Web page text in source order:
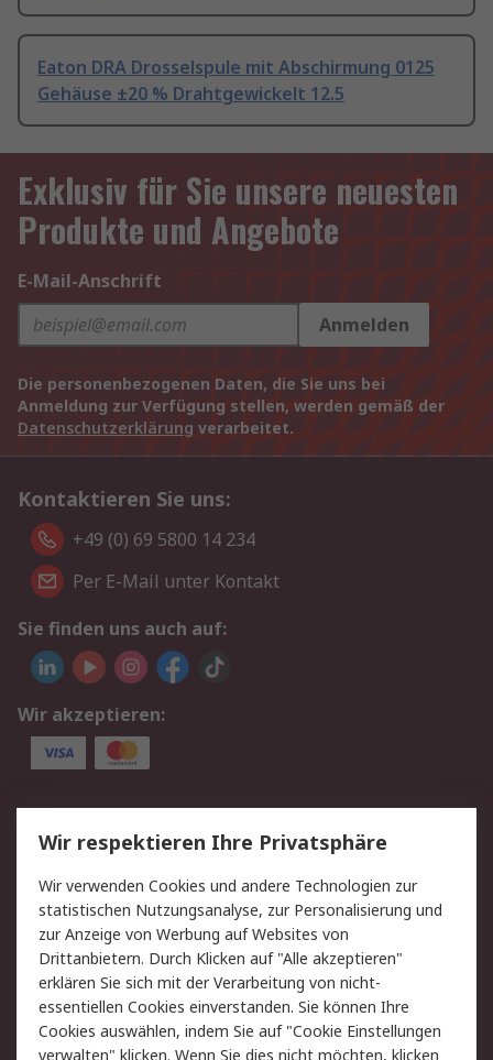
Eaton DRA Drosselspule mit Abschirmung 0125
Gehäuse ±20 % Drahtgewickelt 12.5
Exklusiv für Sie unsere neuesten
Produkte und Angebote
E-Mail-Anschrift
Anmelden
Die personenbezogenen Daten, die Sie uns bei
Anmeldung zur Verfügung stellen, werden gemäß der
Datenschutzerklärung verarbeitet.
Kontaktieren Sie uns:
+49 (0) 69 5800 14 234
Per E-Mail unter Kontakt
Sie finden uns auch auf:
Wir akzeptieren:
Service
Value Added Services
Lieferlösungen
Rücksendungen
Kontakt
Hilfe
Privatkunden
Rechtliches
AGB
Datenschutz
Cookie-Richtlinie
Zahlungsbedingungen
Wir respektieren Ihre Privatsphäre
Wir verwenden Cookies und andere Technologien zur
statistischen Nutzungsanalyse, zur Personalisierung und
zur Anzeige von Werbung auf Websites von
Drittanbietern. Durch Klicken auf "Alle akzeptieren"
erklären Sie sich mit der Verarbeitung von nicht-
essentiellen Cookies einverstanden. Sie können Ihre
Cookies auswählen, indem Sie auf "Cookie Einstellungen
verwalten" klicken. Wenn Sie dies nicht möchten, klicken